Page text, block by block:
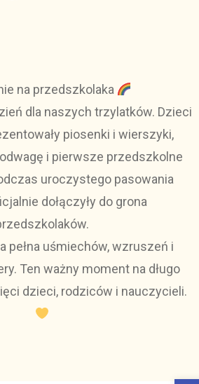
na przedszkolaka
dla naszych trzylatków. Dzieci
piosenki i wierszyki,
i pierwsze przedszkolne
uroczystego pasowania
dołączyły do grona
pełna uśmiechów, wzruszeń i
Ten ważny moment na długo
dzieci, rodziców i nauczycieli.